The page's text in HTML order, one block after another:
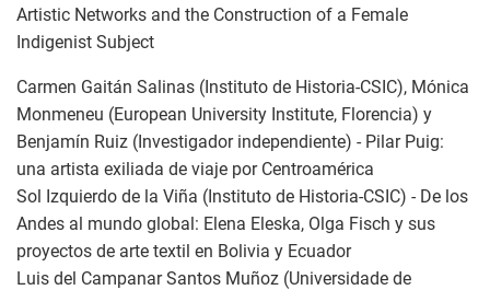
Artistic Networks and the Construction of a Female
Indigenist Subject
Carmen Gaitán Salinas (Instituto de Historia-CSIC), Mónica
Monmeneu (European University Institute, Florencia) y
Benjamín Ruiz (Investigador independiente) - Pilar Puig:
una artista exiliada de viaje por Centroamérica
Sol Izquierdo de la Viña (Instituto de Historia-CSIC) - De los
Andes al mundo global: Elena Eleska, Olga Fisch y sus
proyectos de arte textil en Bolivia y Ecuador
Luis del Campanar Santos Muñoz (Universidade de